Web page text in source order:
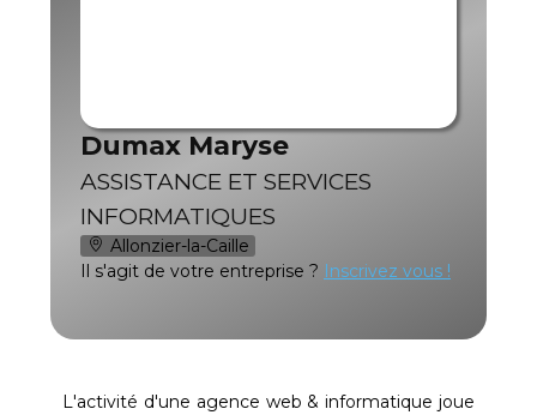
Dumax Maryse
ASSISTANCE ET SERVICES
INFORMATIQUES
Allonzier-la-Caille
Il s'agit de votre entreprise ? Inscrivez vous !
L'activité d'une agence web & informatique joue